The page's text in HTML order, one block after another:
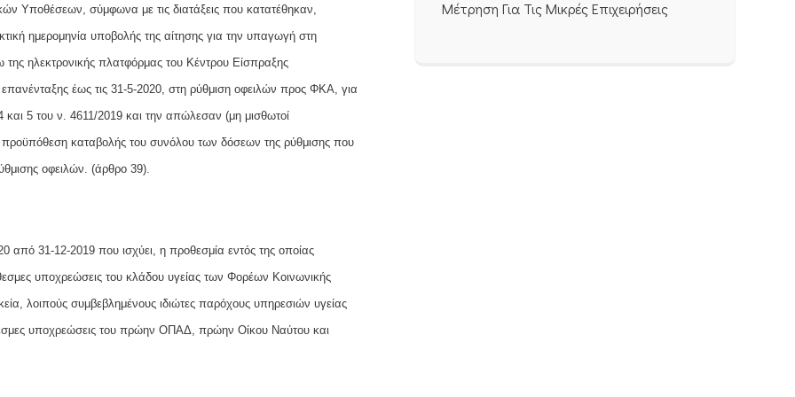
Υποθέσεων, σύμφωνα με τις διατάξεις που κατατέθηκαν,
ημερομηνία υποβολής της αίτησης για την υπαγωγή στη
ηλεκτρονικής πλατφόρμας του Κέντρου Είσπραξης
έως τις 31-5-2020, στη ρύθμιση οφειλών προς ΦΚΑ, για
και 5 του ν. 4611/2019 και την απώλεσαν (μη μισθωτοί
καταβολής του συνόλου των δόσεων της ρύθμισης που
οφειλών. (άρθρο 39).
από 31-12-2019 που ισχύει, η προθεσμία εντός της οποίας
υποχρεώσεις του κλάδου υγείας των Φορέων Κοινωνικής
λοιπούς συμβεβλημένους ιδιώτες παρόχους υπηρεσιών υγείας
υποχρεώσεις του πρώην ΟΠΑΔ, πρώην Οίκου Ναύτου και
Μέτρηση Για Τις Μικρές Επιχειρήσεις